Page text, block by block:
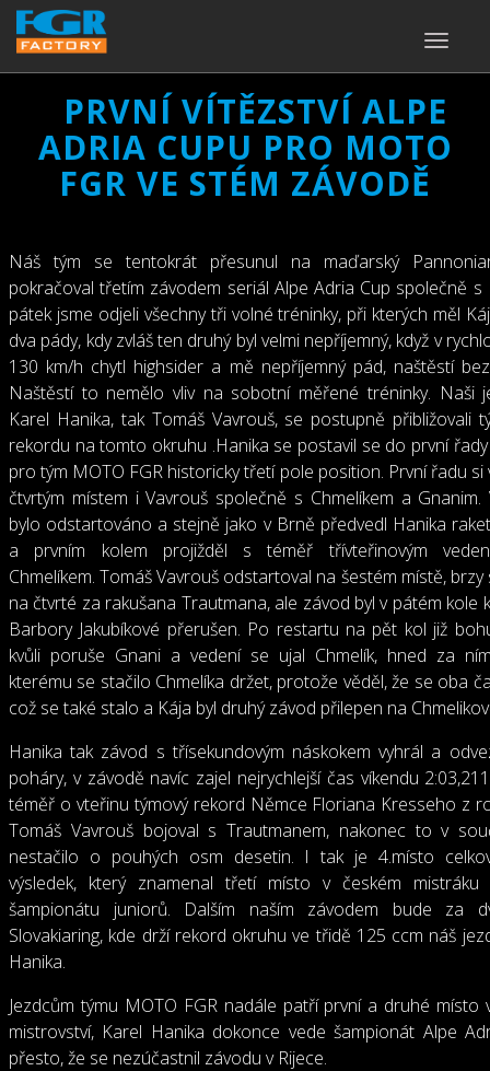
TOGGLE
PRVNÍ VÍTĚZSTVÍ ALPE
ADRIA CUPU PRO MOTO
FGR VE STÉM ZÁVODĚ
Náš tým se tentokrát přesunul na maďarský
pokračoval třetím závodem seriál Alpe Adria Cup společně s
pátek jsme odjeli všechny tři volné tréninky, při kterých měl
dva pády, kdy zvláš ten druhý byl velmi nepříjemný, když v
130 km/h chytl highsider a mě nepříjemný pád, naštěstí
Naštěstí to nemělo vliv na sobotní měřené tréninky. Naši
Karel Hanika, tak Tomáš Vavrouš, se postupně přibližovali
rekordu na tomto okruhu .Hanika se postavil se do první
pro tým MOTO FGR historicky třetí pole position. První řadu si
čtvrtým místem i Vavrouš společně s Chmelíkem a Gnanim.
bylo odstartováno a stejně jako v Brně předvedl Hanika
a prvním kolem projižděl s téměř třívteřinovým
Chmelíkem. Tomáš Vavrouš odstartoval na šestém místě,
na čtvrté za rakušana Trautmana, ale závod byl v pátém kole
Barbory Jakubíkové přerušen. Po restartu na pět kol již
kvůli poruše Gnani a vedení se ujal Chmelík, hned za
kterému se stačilo Chmelíka držet, protože věděl, že se oba
což se také stalo a Kája byl druhý závod přilepen na
Hanika tak závod s třísekundovým náskokem vyhrál a
poháry, v závodě navíc zajel nejrychlejší čas víkendu
téměř o vteřinu týmový rekord Němce Floriana Kresseho z
Tomáš Vavrouš bojoval s Trautmanem, nakonec to v
nestačilo o pouhých osm desetin. I tak je 4.místo
výsledek, který znamenal třetí místo v českém
šampionátu juniorů. Dalším naším závodem bude za
Slovakiaring, kde drží rekord okruhu ve třidě 125 ccm náš
Hanika.
Jezdcům týmu MOTO FGR nadále patří první a druhé místo
mistrovství, Karel Hanika dokonce vede šampionát Alpe
přesto, že se nezúčastnil závodu v Rijece.